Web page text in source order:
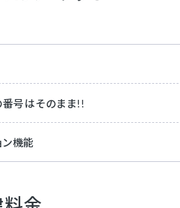
番号はそのまま!!
機能